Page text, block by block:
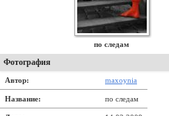
по следам
Фотография
Автор: maxoynia
Название: по следам